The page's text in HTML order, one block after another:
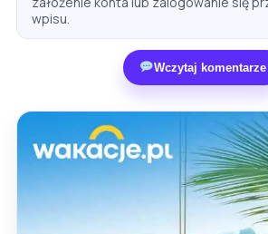
wpisu.
Wczytaj komentarze